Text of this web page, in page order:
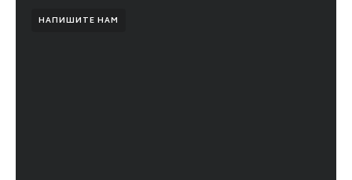
НАПИШИТЕ НАМ